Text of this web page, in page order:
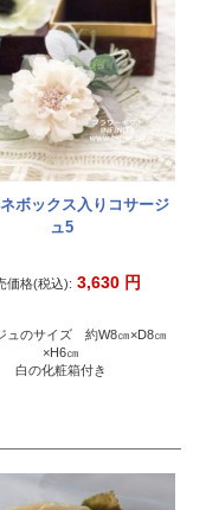
ボックス入りコサージ
ュ5
価格(税込): 3,630 円
ュのサイズ 約W8㎝×D8㎝
×H6㎝
白の化粧箱付き